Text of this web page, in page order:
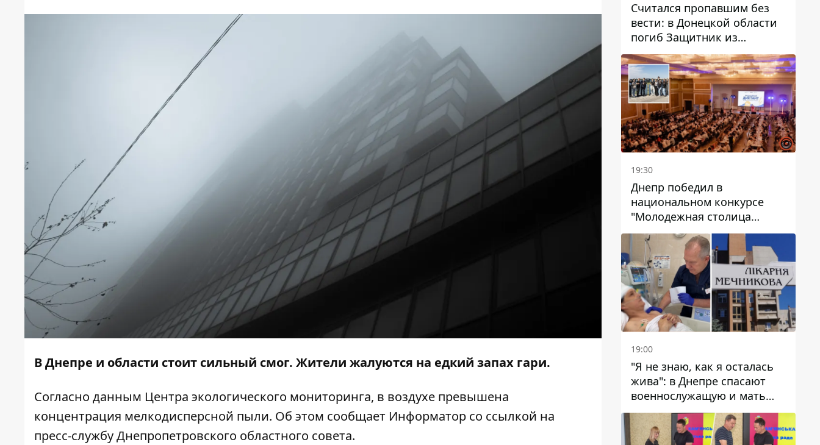
В Днепре и области стоит сильный смог. Жители жалуются на едкий запах гари.
Согласно данным Центра экологического мониторинга, в воздухе превышена
концентрация мелкодисперсной пыли. Об этом сообщает Информатор со ссылкой на
пресс-службу Днепропетровского областного совета.
Считался пропавшим без
вести: в Донецкой области
погиб Защитник из
Каменского Антон
Красовский
19:30
Днепр победил в
национальном конкурсе
"Молодежная столица
Украины – 2026"
19:00
"Я не знаю, как я осталась
жива": в Днепре спасают
военнослужащую и мать
четверых детей, которую
ранил КАБ